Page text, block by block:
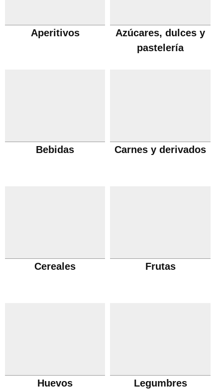
Aperitivos
Azúcares, dulces y
pastelería
Bebidas Carnes y derivados
Cereales Frutas
Huevos Legumbres